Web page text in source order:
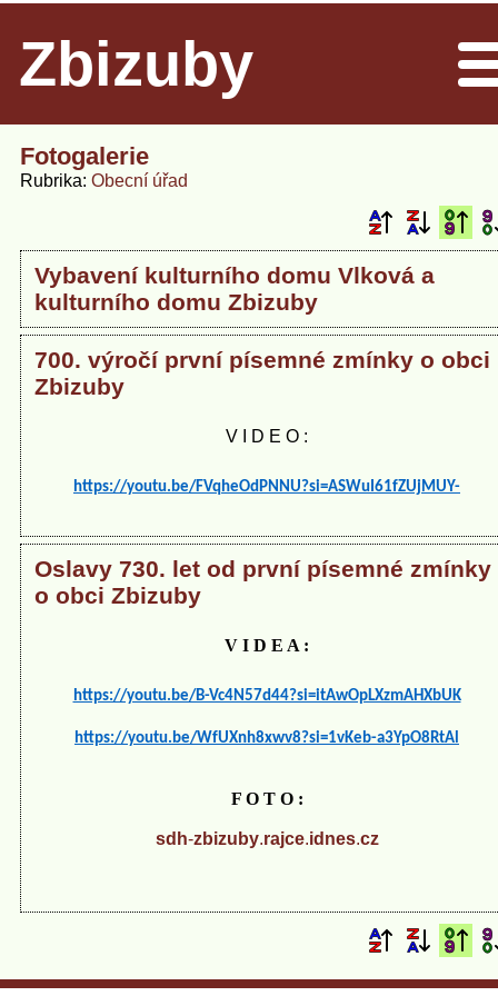
Zbizuby
Fotogalerie
Rubrika Obecní úřad
Vybavení kulturního domu Vlková a
kulturního domu Zbizuby
700. výročí první písemné zmínky o obci
Zbizuby
V I D E O :
https://youtu.be/FVqheOdPNNU?si=ASWuI61fZUjMUY-
Oslavy 730. let od první písemné zmínky
o obci Zbizuby
V I D E A :
https://youtu.be/B-Vc4N57d44?si=itAwOpLXzmAHXbUK
https://youtu.be/WfUXnh8xwv8?si=1vKeb-a3YpO8RtAl
F O T O :
sdh-zbizuby.rajce.idnes.cz